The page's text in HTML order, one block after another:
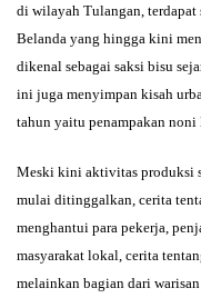
di wilayah Tulangan,
Belanda yang hingga kini
dikenal sebagai saksi bisu
ini juga menyimpan kisah
tahun yaitu penampakan noni
Meski kini aktivitas produksi
mulai ditinggalkan, cerita
menghantui para pekerja,
masyarakat lokal, cerita
melainkan bagian dari